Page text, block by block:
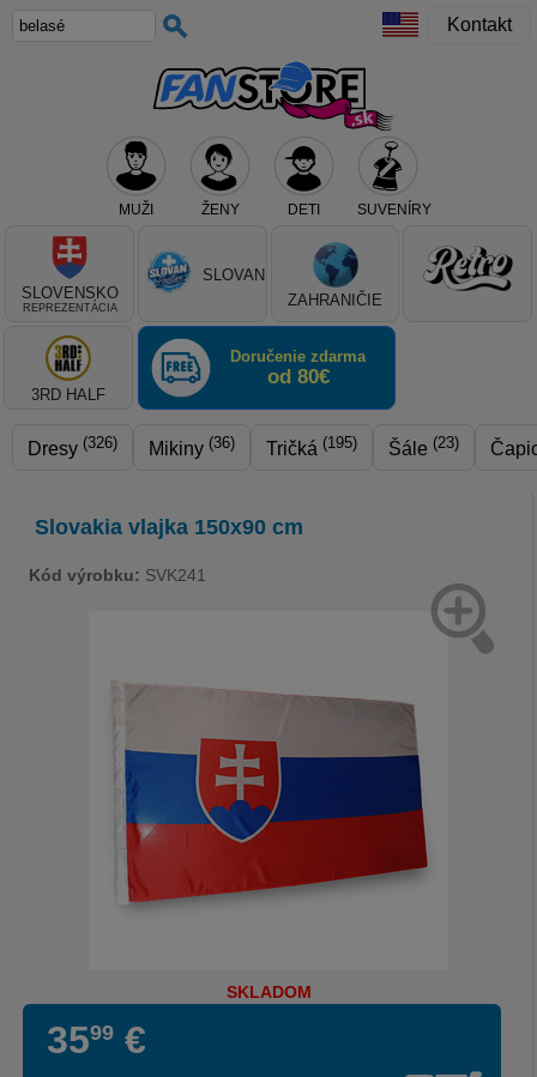
Kontakt
MUŽI ŽENY DETI SUVENÍRY
Teraz vyberte klub, alebo typ výrobku
SLOVENSKO
REPREZENTÁCIA
SLOVAN
ZAHRANIČIE
3RD HALF
Doručenie zdarma
od 80€
Dresy (326) Mikiny (36) Tričká (195) Šále (23)
Slovakia vlajka 150x90 cm
Kód výrobku: SVK241
SKLADOM
3599 €